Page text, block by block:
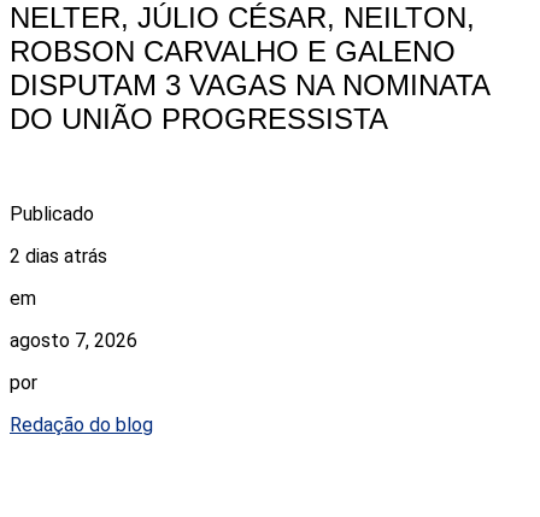
NELTER, JÚLIO CÉSAR, NEILTON,
ROBSON CARVALHO E GALENO
DISPUTAM 3 VAGAS NA NOMINATA
DO UNIÃO PROGRESSISTA
Publicado
2 dias atrás
em
agosto 7, 2026
por
Redação do blog